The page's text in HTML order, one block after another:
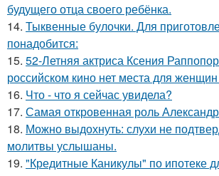
будущего отца своего ребёнка.
14. Тыквенные булочки. Для
понадобится:
15. 52-Летняя актриса Ксения
российском кино нет места для
16. Что - что я сейчас увидела?
17. Самая откровенная роль
18. Можно выдохнуть: слухи не
молитвы услышаны.
19. "Кредитные Каникулы" по ипотеке